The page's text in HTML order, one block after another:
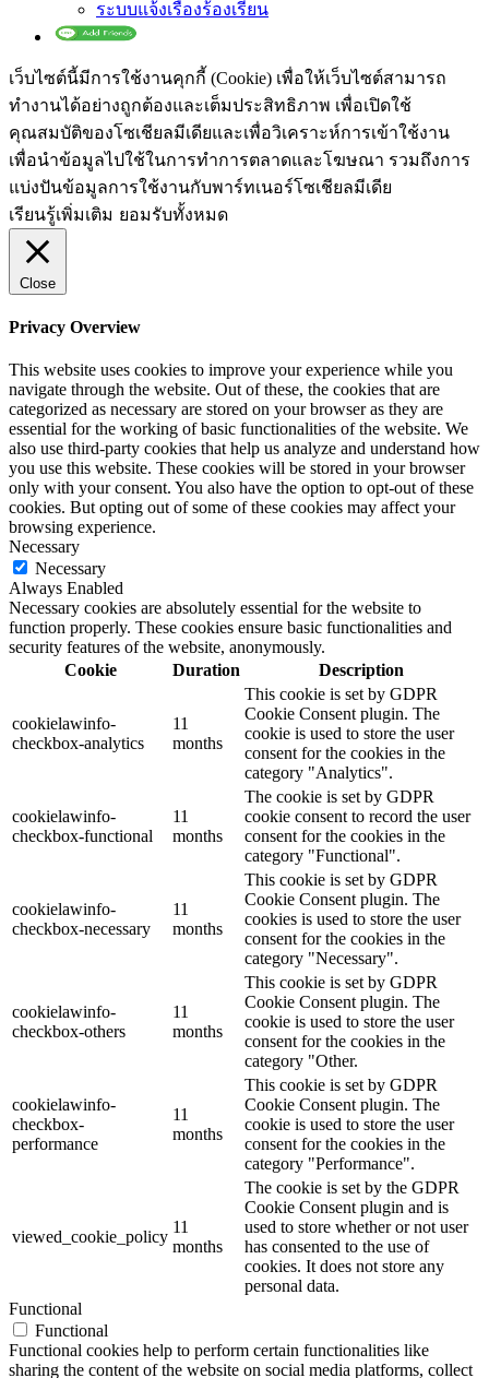
ระบบแจ้งเรื่องร้องเรียน
เว็บไซต์นี้มีการใช้งานคุกกี้ (Cookie) เพื่อให้เว็บไซต์สามารถ
ทำงานได้อย่างถูกต้องและเต็มประสิทธิภาพ​ เพื่อเปิดใช้
คุณสมบัติของโซเชียล​มีเดียและเพื่อวิเคราะห์การเข้าใช้งาน
เพื่อนำข้อมูลไปใช้ในการทำการตลาดและโฆษณา​ รวมถึงการ
แบ่งปันข้อมูลการใช้งานกับพาร์ทเนอร์​โซเชียล​มีเดีย
เรียนรู้เพิ่มเติม ยอมรับทั้งหมด
Close
Privacy Overview
This website uses cookies to improve your experience while you
navigate through the website. Out of these, the cookies that are
categorized as necessary are stored on your browser as they are
essential for the working of basic functionalities of the website. We
also use third-party cookies that help us analyze and understand how
you use this website. These cookies will be stored in your browser
only with your consent. You also have the option to opt-out of these
cookies. But opting out of some of these cookies may affect your
browsing experience.
Necessary
Necessary
Always Enabled
Necessary cookies are absolutely essential for the website to
function properly. These cookies ensure basic functionalities and
security features of the website, anonymously.
Cookie
Duration Description
cookielawinfo-
checkbox-analytics
11
months
This cookie is set by GDPR
Cookie Consent plugin. The
cookie is used to store the user
consent for the cookies in the
category "Analytics".
cookielawinfo-
checkbox-functional
11
months
The cookie is set by GDPR
cookie consent to record the user
consent for the cookies in the
category "Functional".
cookielawinfo-
checkbox-necessary
11
months
This cookie is set by GDPR
Cookie Consent plugin. The
cookies is used to store the user
consent for the cookies in the
category "Necessary".
cookielawinfo-
checkbox-others
11
months
This cookie is set by GDPR
Cookie Consent plugin. The
cookie is used to store the user
consent for the cookies in the
category "Other.
cookielawinfo-
checkbox-
performance
11
months
This cookie is set by GDPR
Cookie Consent plugin. The
cookie is used to store the user
consent for the cookies in the
category "Performance".
viewed_cookie_policy
11
months
The cookie is set by the GDPR
Cookie Consent plugin and is
used to store whether or not user
has consented to the use of
cookies. It does not store any
personal data.
Functional
Functional
Functional cookies help to perform certain functionalities like
sharing the content of the website on social media platforms, collect